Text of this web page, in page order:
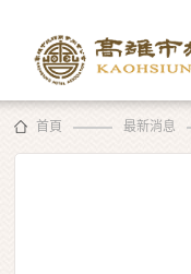
首頁 最新消息